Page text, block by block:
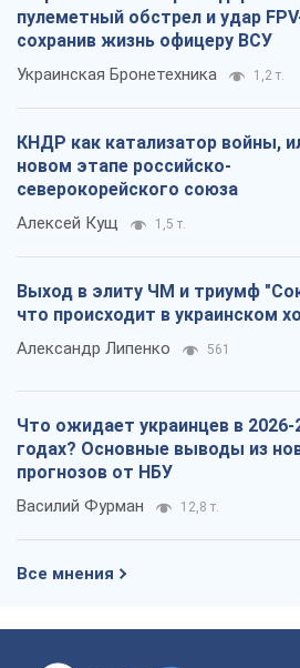
пулеметный обстрел и удар
сохранив жизнь офицеру ВСУ
Украинская Бронетехника 1,2 т.
КНДР как катализатор войны,
новом этапе российско-
северокорейского союза
Алексей Кущ 1,5 т.
Выход в элиту ЧМ и триумф
что происходит в украинском
Александр Липенко 561
Что ожидает украинцев в 2026-
годах? Основные выводы из
прогнозов от НБУ
Василий Фурман 12,8 т.
Все мнения